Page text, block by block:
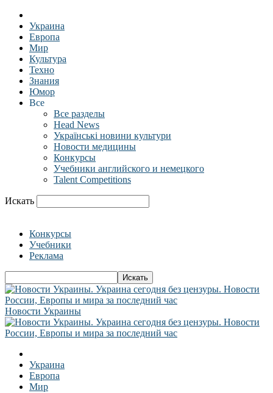
Украина
Европа
Мир
Культура
Техно
Знания
Юмор
Все
Все разделы
Head News
Українські новини культури
Новости медицины
Конкурсы
Учебники английского и немецкого
Talent Competitions
Искать
Конкурсы
Учебники
Реклама
Новости Украины
Украина
Европа
Мир